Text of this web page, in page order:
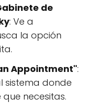
de
: Ve a
la opción
Appointment":
sistema donde
necesitas.